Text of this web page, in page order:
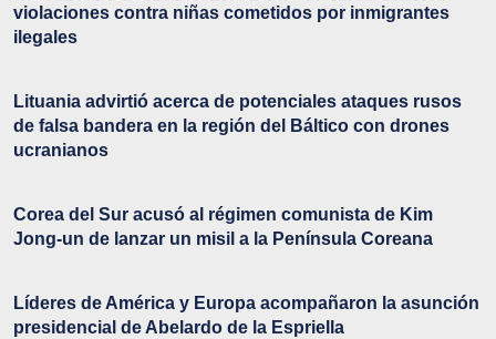
violaciones contra niñas cometidos por inmigrantes
ilegales
Lituania advirtió acerca de potenciales ataques rusos
de falsa bandera en la región del Báltico con drones
ucranianos
Corea del Sur acusó al régimen comunista de Kim
Jong-un de lanzar un misil a la Península Coreana
Líderes de América y Europa acompañaron la asunción
presidencial de Abelardo de la Espriella